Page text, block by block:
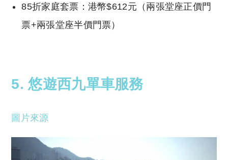
85折家庭套票：港幣$612元（兩張堂座正價門
票+兩張堂座半價門票）
5. 悠遊西九單車服務
圖片來源